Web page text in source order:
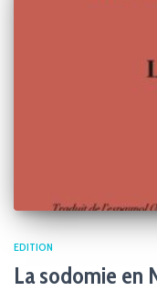
EDITION
La sodomie en